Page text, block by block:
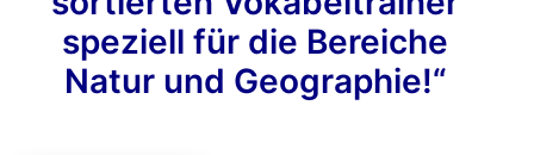
speziell für die Bereiche
Natur und Geographie!“